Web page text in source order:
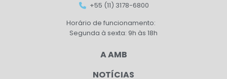
+55 (11) 3178-6800
Horário de funcionamento:
Segunda à sexta: 9h às 18h
A AMB
NOTÍCIAS